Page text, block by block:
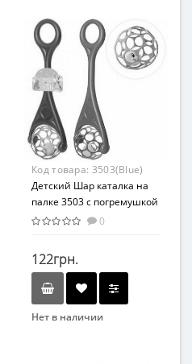
Возраст
от 3 лет
Материал
Комбинированный
Код товара: 3503(Blue)
Детский Шар каталка на
палке 3503 с погремушкой
0
122грн.
Нет в наличии